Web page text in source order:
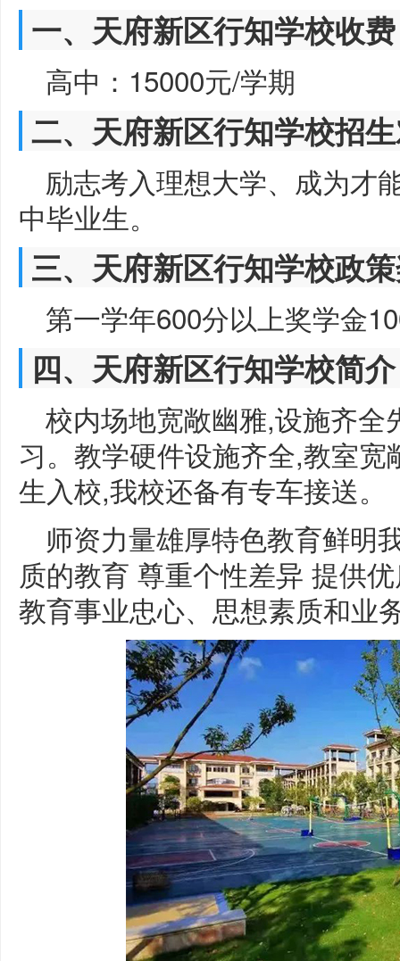
一、天府新区行知学校收费
高中：15000元/学期
二、天府新区行知学校招
励志考入理想大学、成为才
中毕业生。
三、天府新区行知学校政
第一学年600分以上奖学金
四、天府新区行知学校简介
校内场地宽敞幽雅,设施齐
习。教学硬件设施齐全,教室
生入校,我校还备有专车接送。
师资力量雄厚特色教育鲜明
质的教育 尊重个性差异 提供
教育事业忠心、思想素质和业